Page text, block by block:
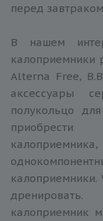
перед
В нашем
калоприемники
Alterna Free,
аксессуары
полукольцо
калоприемник